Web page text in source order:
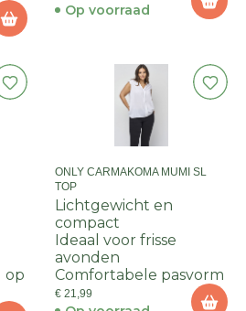
Op voorraad
op
ONLY CARMAKOMA MUMI SL
TOP
Lichtgewicht en
compact
Ideaal voor frisse
avonden
Comfortabele pasvorm
€ 21,99